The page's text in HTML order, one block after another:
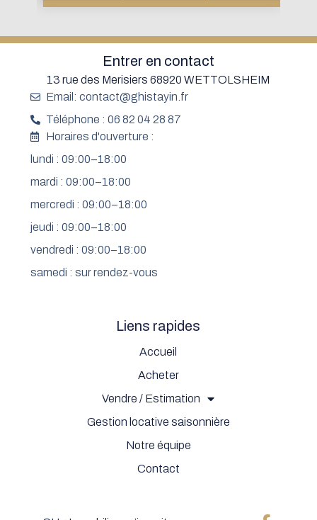
Liens rapides
Accueil
Acheter
Vendre / Estimation
Gestion locative saisonnière
Notre équipe
Contact
Entrer en contact
13 rue des Merisiers 68920 WETTOLSHEIM
Email: contact@ghistayin.fr
Téléphone : 06 82 04 28 87
Horaires d'ouverture :
lundi : 09:00–18:00
mardi : 09:00–18:00
mercredi : 09:00–18:00
jeudi : 09:00–18:00
vendredi : 09:00–18:00
samedi : sur rendez-vous